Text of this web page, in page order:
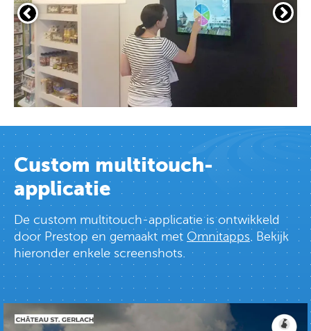
Custom multitouch-
applicatie
De custom multitouch-applicatie is ontwikkeld
door Prestop en gemaakt met Omnitapps. Bekijk
hieronder enkele screenshots.